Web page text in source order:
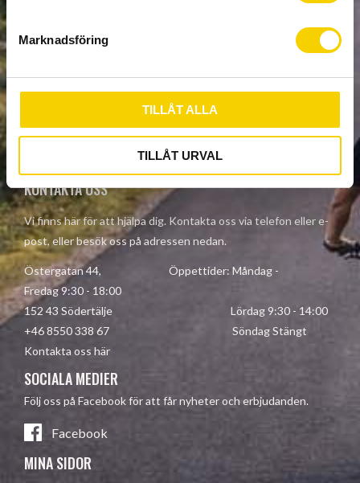
s
v
a
l
Marknadsföring
TILLÅT ALLA
TILLÅT URVAL
Your personal information is processed in accordance with our
privacy policy
KONTAKTA OSS
Vi finns här för att hjälpa dig. Kontakta oss via telefon eller e-
post, eller besök oss på adressen nedan.
Östergatan 44, Öppettider: Måndag -
Fredag 9:30 - 18:00
152 43 Södertälje Lördag 9:30 - 14:00
+46 8550 338 67 Söndag Stängt
Kontakta oss här
SOCIALA MEDIER
Följ oss på Facebook för att får nyheter och erbjudanden.
Facebook
MINA SIDOR